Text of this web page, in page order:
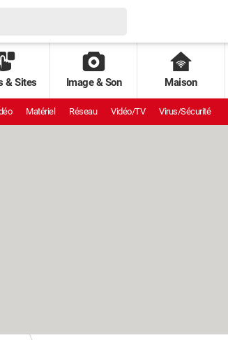
& Sites Image & Son Maison
Matériel Réseau Vidéo/TV Virus/Sécurité